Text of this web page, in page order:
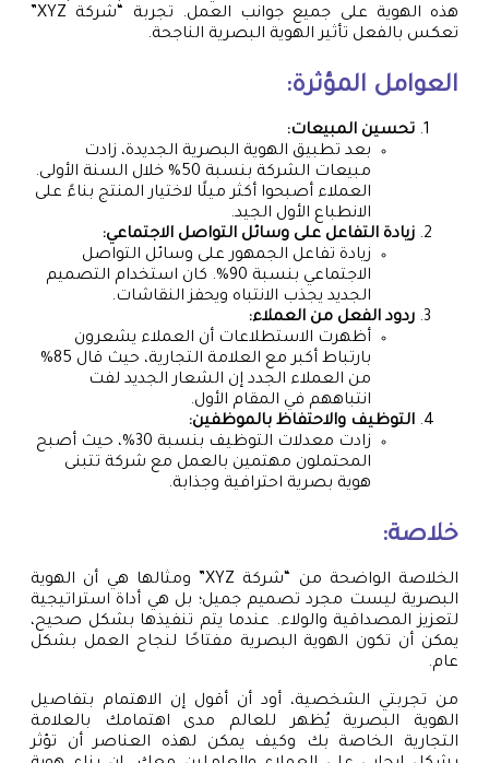
هذه الهوية على جميع جوانب العمل. تجربة “شركة XYZ”
تعكس بالفعل تأثير الهوية البصرية الناجحة.
العوامل المؤثرة:
تحسين المبيعات:
بعد تطبيق الهوية البصرية الجديدة، زادت
مبيعات الشركة بنسبة 50% خلال السنة الأولى.
العملاء أصبحوا أكثر ميلًا لاختيار المنتج بناءً على
الانطباع الأول الجيد.
زيادة التفاعل على وسائل التواصل الاجتماعي:
زيادة تفاعل الجمهور على وسائل التواصل
الاجتماعي بنسبة 90%. كان استخدام التصميم
الجديد يجذب الانتباه ويحفز النقاشات.
ردود الفعل من العملاء:
أظهرت الاستطلاعات أن العملاء يشعرون
بارتباط أكبر مع العلامة التجارية، حيث قال 85%
من العملاء الجدد إن الشعار الجديد لفت
انتباههم في المقام الأول.
التوظيف والاحتفاظ بالموظفين:
زادت معدلات التوظيف بنسبة 30%، حيث أصبح
المحتملون مهتمين بالعمل مع شركة تتبنى
هوية بصرية احترافية وجذابة.
خلاصة:
الخلاصة الواضحة من “شركة XYZ” ومثالها هي أن الهوية
البصرية ليست مجرد تصميم جميل؛ بل هي أداة استراتيجية
لتعزيز المصداقية والولاء. عندما يتم تنفيذها بشكل صحيح،
يمكن أن تكون الهوية البصرية مفتاحًا لنجاح العمل بشكل
عام.
من تجربتي الشخصية، أود أن أقول إن الاهتمام بتفاصيل
الهوية البصرية يُظهر للعالم مدى اهتمامك بالعلامة
التجارية الخاصة بك وكيف يمكن لهذه العناصر أن تؤثر